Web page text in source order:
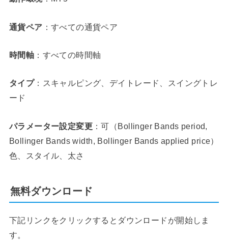
通貨ペア ：すべての通貨ペア
時間軸 ：すべての時間軸
タイプ：スキャルピング、デイトレード、スイングトレ
ード
パラメーター設定変更 ：可（Bollinger Bands period,
Bollinger Bands width, Bollinger Bands applied price）
色、スタイル、太さ
無料ダウンロード
下記リンクをクリックするとダウンロードが開始しま
す。